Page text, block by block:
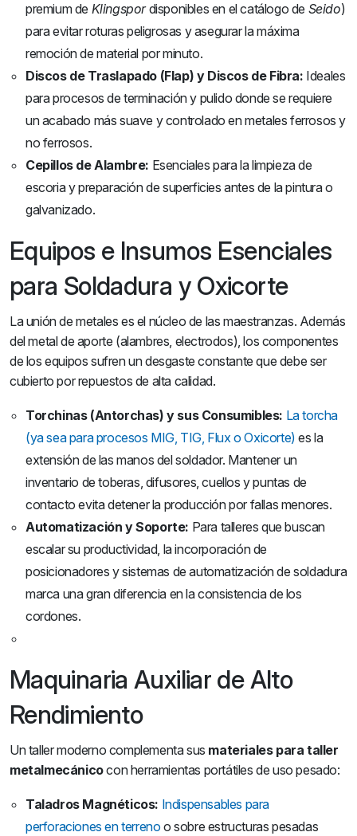
premium de Klingspordisponibles en el catálogo de Seido)
para evitar roturas peligrosas y asegurar la máxima
remoción de material por minuto.
Discos de Traslapado (Flap) y Discos de Fibra: Ideales
para procesos de terminación y pulido donde se requiere
un acabado más suave y controlado en metales ferrosos y
no ferrosos.
Cepillos de Alambre: Esenciales para la limpieza de
escoria y preparación de superficies antes de la pintura o
galvanizado.
Equipos e Insumos Esenciales
para Soldadura y Oxicorte
La unión de metales es el núcleo de las maestranzas. Además
del metal de aporte (alambres, electrodos), los componentes
de los equipos sufren un desgaste constante que debe ser
cubierto por repuestos de alta calidad.
Torchinas (Antorchas) y sus Consumibles: La torcha
(ya sea para procesos MIG, TIG, Flux o Oxicorte) es la
extensión de las manos del soldador. Mantener un
inventario de toberas, difusores, cuellos y puntas de
contacto evita detener la producción por fallas menores.
Automatización y Soporte: Para talleres que buscan
escalar su productividad, la incorporación de
posicionadores y sistemas de automatización de soldadura
marca una gran diferencia en la consistencia de los
cordones.
Maquinaria Auxiliar de Alto
Rendimiento
Un taller moderno complementa sus materiales para taller
metalmecánicocon herramientas portátiles de uso pesado:
Taladros Magnéticos: Indispensables para
perforaciones en terrenoo sobre estructuras pesadas